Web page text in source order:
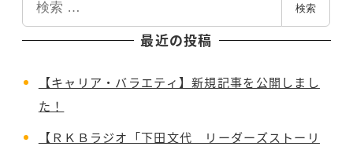
の
ー
ジ
索
検索
最近の投稿
【キャリア・バラエティ】新規記事を公開しまし
た！
【ＲＫＢラジオ「下田文代 リーダーズストーリ